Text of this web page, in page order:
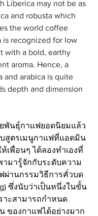
Liberica may not be as
and robusta which
the world coffee
is recognized for low
with a bold, earthy
aroma. Hence, a
and arabica is quite
depth and dimension
ยพันธุ์กาแฟยอดนิยมแล้ว
สูตรเมนูกาแฟที่แอดมิน
เพื่อนๆ ได้ลองทำเองที่
มารู้จักกับระดับความ
ผ่านกรรมวิธีการคั่วบด
ซึ่งนับว่าเป็นหนึ่งในขั้น
ะสามารถกำหนด
ของกาแฟได้อย่างมาก